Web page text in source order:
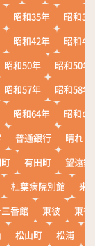
昭和35年
昭和36
昭和42年
昭和43
昭和50年
昭和50年
昭和57年
昭和58年
昭和64年
昭和の
普通銀行
晴れ
有田町
望遠鏡
杠葉病院別館
来
番館 東彼
東彼
松山町 松浦